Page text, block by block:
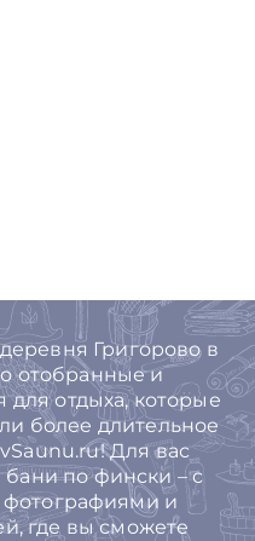
Григорово в
отобранные и
отдыха, которые
более длительное
Для вас
по фински – с
и
где вы сможете